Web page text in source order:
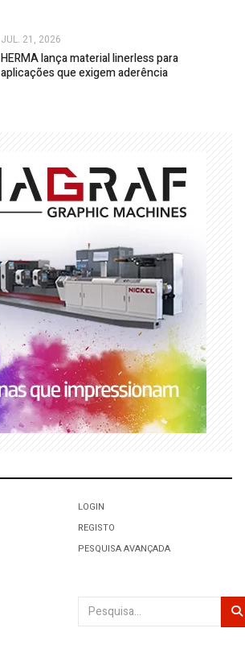
JUL. 21, 2026
HERMA lança material linerless para
aplicações que exigem aderência
LOGIN
REGISTO
PESQUISA AVANÇADA
Pesquisar